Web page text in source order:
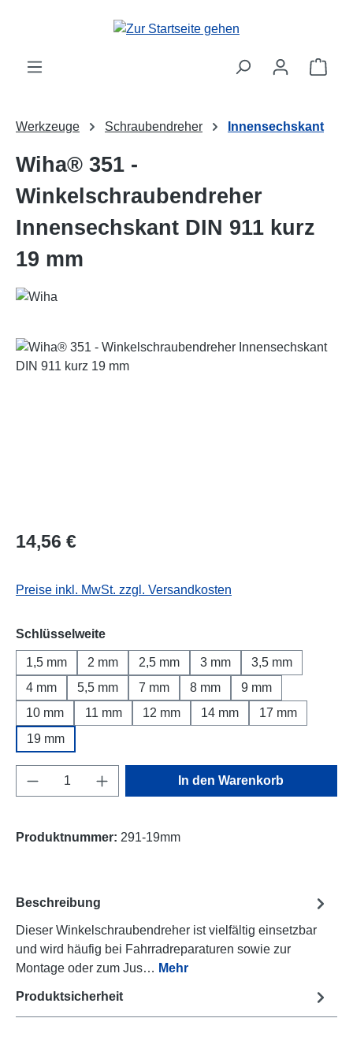
Zum Hauptinhalt springen
Werkzeuge Schraubendreher Innensechskant
Wiha® 351 -
Winkelschraubendreher
Innensechskant DIN 911 kurz
19 mm
Bildergalerie überspringen
Regulärer Preis:
14,56 €
Preise inkl. MwSt. zzgl. Versandkosten
Schlüsselweiteauswählen
1,5 mm 2 mm 2,5 mm 3 mm
3,5 mm
4 mm
5,5 mm 7 mm 8 mm
9 mm
10 mm
11 mm 12 mm 14 mm
17 mm
19 mm
Produkt Anzahl: Gib den gewünschten
In den Warenkorb
Produktnummer: 291-19mm
Beschreibung
Dieser Winkelschraubendreher ist vielfältig einsetzbar
und wird häufig bei Fahrradreparaturen sowie zur
Montage oder zum Jus… Mehr
Produktsicherheit